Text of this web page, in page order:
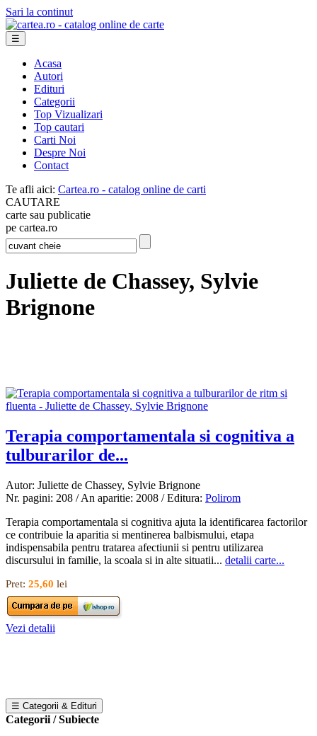
Sari la continut
☰
Acasa
Autori
Edituri
Categorii
Top Vizualizari
Top cautari
Carti Noi
Despre Noi
Contact
Te afli aici: Cartea.ro - catalog online de carti
CAUTARE
carte sau publicatie
pe cartea.ro
Juliette de Chassey, Sylvie
Brignone
Terapia comportamentala si cognitiva a
tulburarilor de...
Autor: Juliette de Chassey, Sylvie Brignone
Nr. pagini: 208 / An aparitie: 2008 / Editura: Polirom
Terapia comportamentala si cognitiva ajuta la identificarea factorilor
ce contribuie la aparitia si mentinerea balbismului, etapa
indispensabila pentru tratarea afectiunii si pentru utilizarea
discursului in familie, la scoala si in alte situatii... detalii carte...
Pret: 25,60 lei
Vezi detalii
☰ Categorii & Edituri
Categorii / Subiecte